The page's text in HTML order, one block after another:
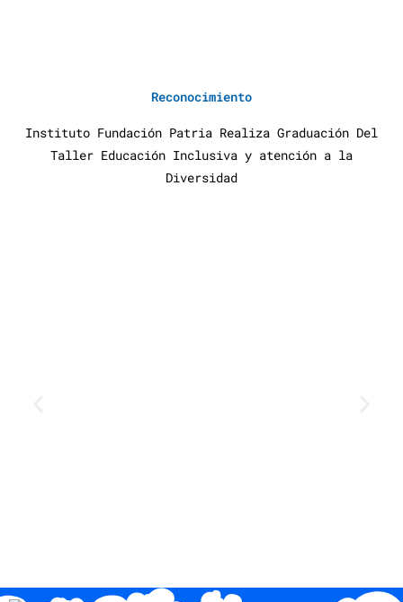
Reconocimiento
Instituto Fundación Patria Realiza Graduación Del
Taller Educación Inclusiva y atención a la
Diversidad